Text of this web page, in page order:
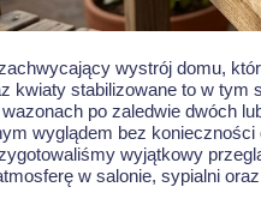
wystrój domu,
kwiaty stabilizowane to w tym
po zaledwie dwóch
wyglądem bez konieczności
wyjątkowy
w salonie, sypialni